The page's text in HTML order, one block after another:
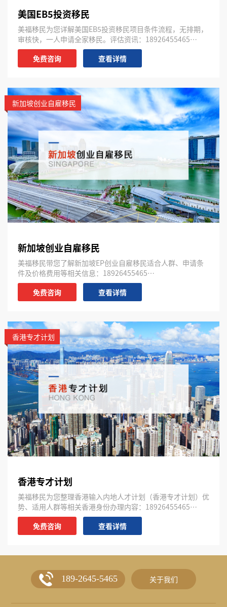
美国EB5投资移民
美福移民为您详解美国EB5投资移民项目条件流程，无排期，
审核快，一人申请全家移民。评估资讯：18926455465…
免费咨询
查看详情
新加坡创业自雇移民
新加坡创业自雇移民
美福移民带您了解新加坡EP创业自雇移民适合人群、申请条
件及价格费用等相关信息：18926455465…
免费咨询
查看详情
香港专才计划
香港专才计划
美福移民为您整理香港输入内地人才计划（香港专才计划）优
势、适用人群等相关香港身份办理内容：18926455465…
免费咨询
查看详情
189-2645-5465 关于我们